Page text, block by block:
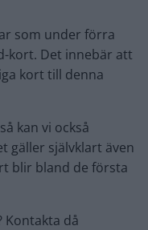
som under förra
kort. Det innebär att
kort till denna
kan vi också
gäller självklart även
blir bland de första
Kontakta då